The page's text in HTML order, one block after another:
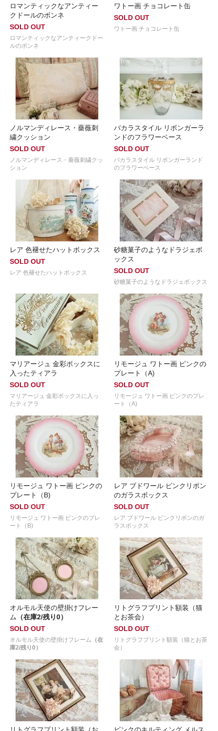
ロマンティックなアンティー
クドールのボンネ
SOLD OUT
ロマンティックなアンティークドー
ルのボンネ
ワトー画 チョコレート缶
SOLD OUT
ワトー画 チョコレート缶
ノルマンディレース・薔薇刺
繍クッション
SOLD OUT
ノルマンディレース・薔薇刺繍クッ
ション
バカラスタイル リボンガーラ
ンドのフラワーベース
SOLD OUT
バカラスタイル リボンガーランド
のフラワーベース
レア 色褪せたハットボックス
SOLD OUT
レア 色褪せたハットボックス
砂糖菓子のようなドラジェボ
ックス
SOLD OUT
砂糖菓子のようなドラジェボックス
マリアージュ 金彩ボックスに
入ったティアラ
SOLD OUT
マリアージュ 金彩ボックスに入っ
たティアラ
リモージュ ワトー画 ピンクの
プレート（A)
SOLD OUT
リモージュ ワトー画 ピンクのプレ
ート（A)
リモージュ ワトー画 ピンクの
プレート（B)
SOLD OUT
リモージュ ワトー画 ピンクのプレ
ート（B)
レア ブドワール ピンクリボン
のガラスボックス
SOLD OUT
レア ブドワール ピンクリボンのガ
ラスボックス
オルモル天使の壁掛けフレー
ム
（在庫2/残り0）
SOLD OUT
オルモル天使の壁掛けフレーム
（在
庫2/残り0）
リトグラフプリント額装（猫
とお茶会）
SOLD OUT
リトグラフプリント額装（猫とお茶
会）
リトグラフプリント額装（お
ピンクのキルティング メルス